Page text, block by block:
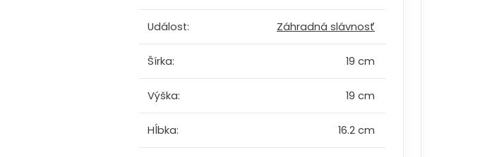
Událost: Záhradná slávnosť
Šírka: 19 cm
Výška: 19 cm
Hĺbka: 16.2 cm